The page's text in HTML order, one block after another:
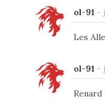
ol-91-
Les
ol-91-